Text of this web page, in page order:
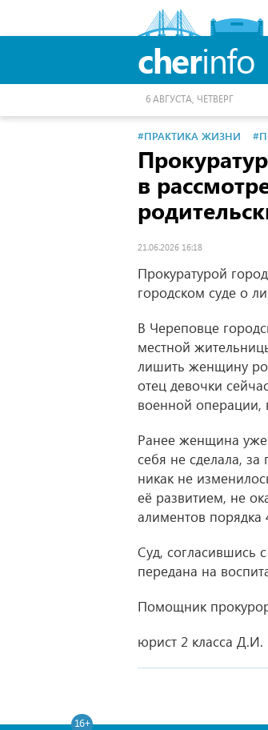
cherinfo
6 АВГУСТА, ЧЕТВЕРГ
#ПРАКТИКА ЖИЗНИ
в
21.06.2026 16:18
Прокуратурой
городском суде о
В Череповце
местной
лишить женщину
отец девочки
военной операции,
Ранее женщина уже
себя не сделала,
никак не
её развитием, не
алиментов порядка
Суд, согласившись
передана на
Помощник
юрист 2 класса Д.И.
16+